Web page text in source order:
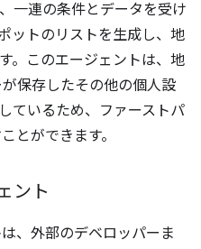
一連の条件とデータを受け
ットのリストを生成し、地
。このエージェントは、地
保存したその他の個人設
ているため、ファーストパ
とができます。
ント
は、外部のデベロッパーま